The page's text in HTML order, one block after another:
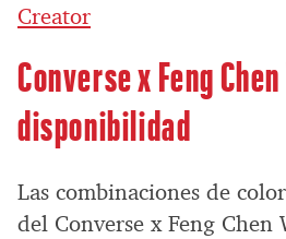
Creator
Converse x Feng
disponibilidad
Las combinaciones de
del Converse x Feng Chen